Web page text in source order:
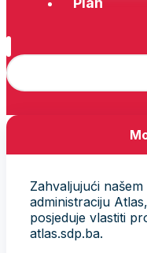
Zahvaljujući
administraciju
posjeduje vlastiti
atlas.sdp.ba.